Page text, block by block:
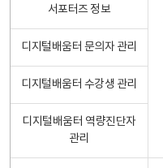
서포터즈 정보
디지털배움터 문의자 관리
디지털배움터 수강생 관리
디지털배움터 역량진단자
관리